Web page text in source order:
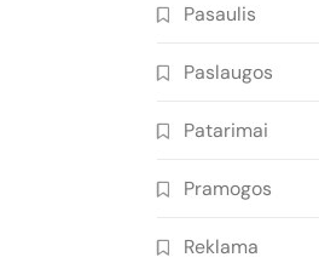
Pasaulis
Paslaugos
Patarimai
Pramogos
Reklama